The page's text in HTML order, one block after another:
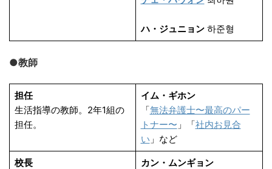
ハ・ジュニョン하준형
●教師
担任
生活指導の教師。2年1組の
担任。
イム・ギホン
「無法弁護士〜最高のパー
トナー〜 」「社内お見合
い 」など
校長
カン・ムンギョン